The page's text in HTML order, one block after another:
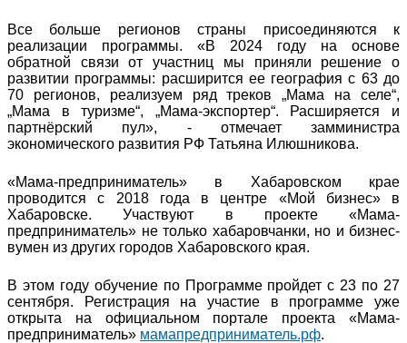
Все больше регионов страны присоединяются к
реализации программы. «В 2024 году на основе
обратной связи от участниц мы приняли решение о
развитии программы: расширится ее география с 63 до
70 регионов, реализуем ряд треков „Мама на селе“,
„Мама в туризме“, „Мама-экспортер“. Расширяется и
партнёрский пул», - отмечает замминистра
экономического развития РФ Татьяна Илюшникова.
«Мама-предприниматель» в Хабаровском крае
проводится с 2018 года в центре «Мой бизнес» в
Хабаровске. Участвуют в проекте «Мама-
предприниматель» не только хабаровчанки, но и бизнес-
вумен из других городов Хабаровского края.
В этом году обучение по Программе пройдет с 23 по 27
сентября. Регистрация на участие в программе уже
открыта на официальном портале проекта «Мама-
предприниматель» мамапредприниматель.рф.